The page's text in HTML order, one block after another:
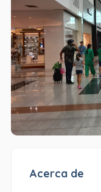
Acerca de